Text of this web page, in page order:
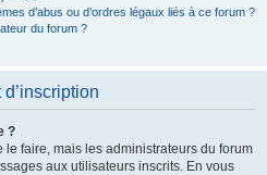
d’abus ou d’ordres légaux liés à ce forum ?
du forum ?
?
le faire, mais les administrateurs du forum
aux utilisateurs inscrits. En vous